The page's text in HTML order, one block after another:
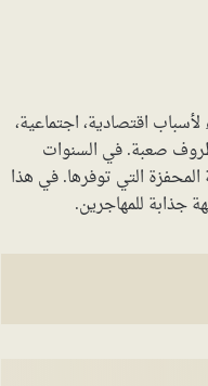
اقتصادية، اجتماعية،
صعبة. في السنوات
التي توفرها. في هذا